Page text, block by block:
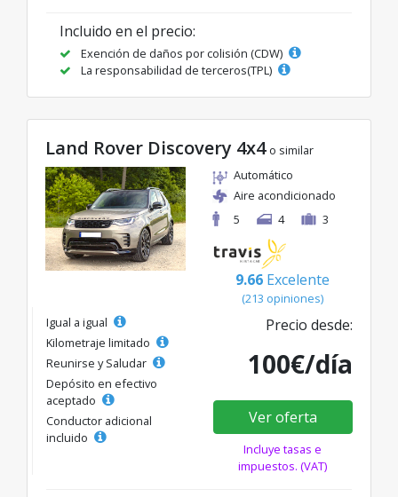
Incluido en el precio:
Exención de daños por colisión (CDW)
La responsabilidad de terceros(TPL)
Land Rover Discovery 4x4 o similar
Automático
Aire acondicionado
5
4 3
9.66 Excelente
(213 opiniones)
Igual a igual
Kilometraje limitado
Reunirse y Saludar
Depósito en efectivo
aceptado
Conductor adicional
incluido
Precio desde:
100€/día
Ver oferta
Incluye tasas e
impuestos. (VAT)